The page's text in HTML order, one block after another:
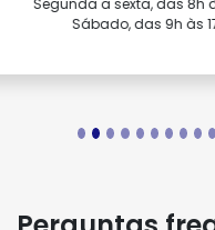
Como posso
Você pode
informações